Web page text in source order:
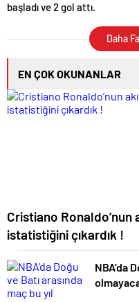
başladı ve 2 gol attı.
Daha
EN ÇOK OKUNANLAR
Cristiano
istatistiğini çıkardık !
NBA’da